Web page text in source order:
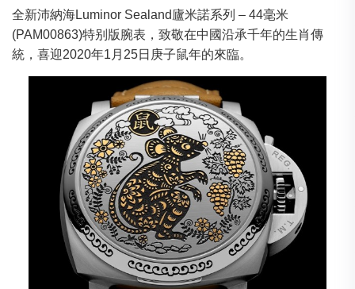
全新沛納海Luminor Sealand廬米諾系列 – 44毫米
(PAM00863)特别版腕表，致敬在中國沿承千年的生肖傳
統，喜迎2020年1月25日庚子鼠年的來臨。